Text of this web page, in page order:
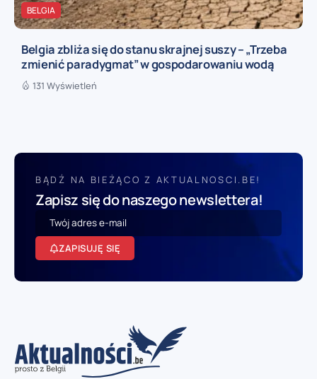
BELGIA
Belgia zbliża się do stanu skrajnej suszy – „Trzeba
zmienić paradygmat” w gospodarowaniu wodą
131 Wyświetleń
BĄDŹ NA BIEŻĄCO Z AKTUALNOSCI.BE!
Zapisz się do naszego newslettera!
ZAPISUJĘ SIĘ